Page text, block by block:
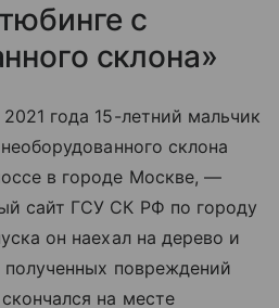
с
склона»
года 15-летний мальчик
склона
в городе Москве, —
сайт ГСУ СК РФ по городу
он наехал на дерево и
повреждений
на месте